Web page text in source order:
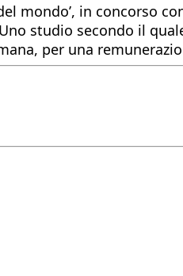
mondo’, in concorso
studio secondo il
per una